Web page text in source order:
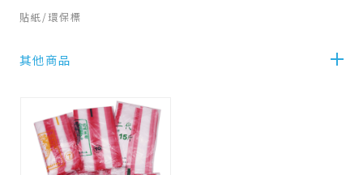
貼紙/環保標
其他商品